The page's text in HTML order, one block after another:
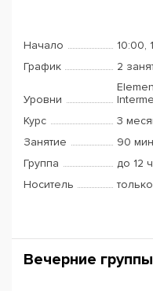
Начало
10:00,
График
2
Уровни
Курс
3
Занятие
90
Группа
до 12
Носитель
Вечерние группы